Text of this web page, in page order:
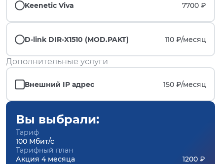
Keenetic Viva 7700 ₽
D-link DIR-X1510 (MOD.PAKT) 110 ₽/месяц
Дополнительные услуги
Внешний IP адрес 150 ₽/месяц
Вы выбрали:
Тариф
100 Мбит/с
Тарифный план
Акция 4 месяца
1200 ₽